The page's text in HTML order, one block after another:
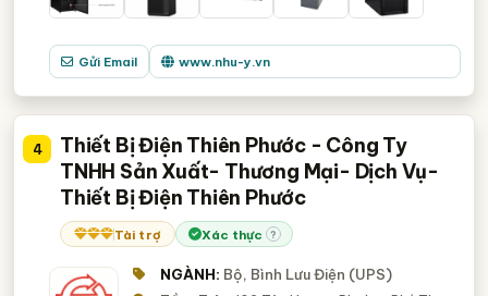
Gửi Email www.nhu-y.vn
4
Thiết Bị Điện Thiên Phước - Công Ty
TNHH Sản Xuất- Thương Mại- Dịch Vụ-
Thiết Bị Điện Thiên Phước
Tài trợ Xác thực ?
NGÀNH: Bộ, Bình Lưu Điện (UPS)